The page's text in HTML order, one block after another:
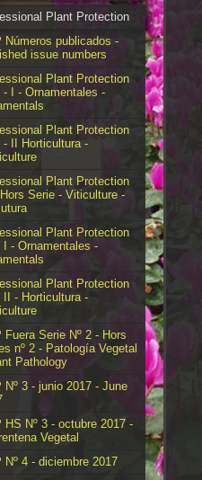
Plant Protection
Números publicados -
issue numbers
Plant Protection
- I - Ornamentales -
Plant Protection
- II Horticultura -
Plant Protection
Hors Serie - Viticulture -
Plant Protection
I - Ornamentales -
Plant Protection
II - Horticultura -
Fuera Serie Nº 2 - Hors
nº 2 - Patología Vegetal
Pathology
Nº 3 - junio 2017 - June
HS Nº 3 - octubre 2017 -
Vegetal
Nº 4 - diciembre 2017